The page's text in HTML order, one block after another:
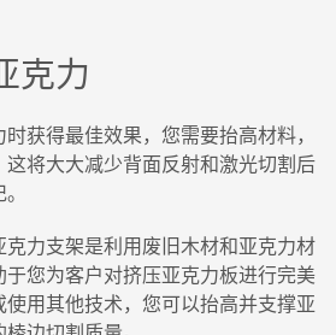
克力
获得最佳效果，您需要抬高材料，
将大大减少背面反射和激光切割后
力支架是利用废旧木材和亚克力材
您为客户对挤压亚克力板进行完美
用其他技术，您可以抬高并支撑亚